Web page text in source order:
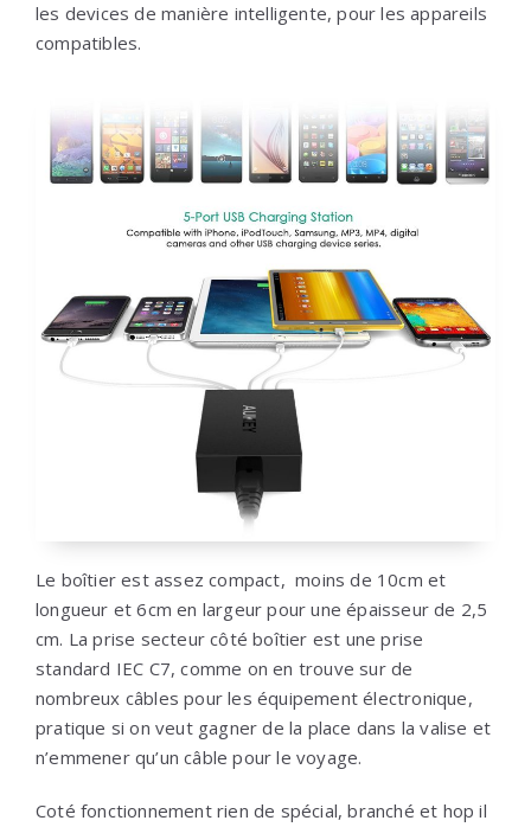
les devices de manière intelligente, pour les appareils
compatibles.
Le boîtier est assez compact, moins de 10cm et
longueur et 6cm en largeur pour une épaisseur de 2,5
cm. La prise secteur côté boîtier est une prise
standard IEC C7, comme on en trouve sur de
nombreux câbles pour les équipement électronique,
pratique si on veut gagner de la place dans la valise et
n’emmener qu’un câble pour le voyage.
Coté fonctionnement rien de spécial, branché et hop il